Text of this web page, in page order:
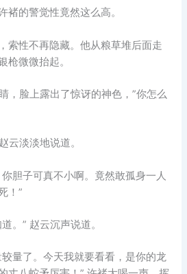
褚的警觉性竟然这么高。
索性不再隐藏。他从粮草堆后面走
枪微微抬起。
，脸上露出了惊讶的神色，”你怎么
云淡淡地说道。
胆子可真不小啊。竟然敢孤身一人
！”
。” 赵云沉声说道。
量了。今天我就要看看，是你的龙